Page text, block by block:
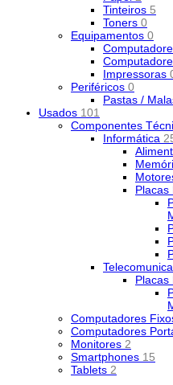
Tinteiros 5
Toners 0
Equipamentos 0
Impressoras
Periféricos 0
Pastas /
Usados 101
Componentes
Informática
Placas
Placas
Computadores
Computadores
Monitores 2
Smartphones 15
Tablets 2